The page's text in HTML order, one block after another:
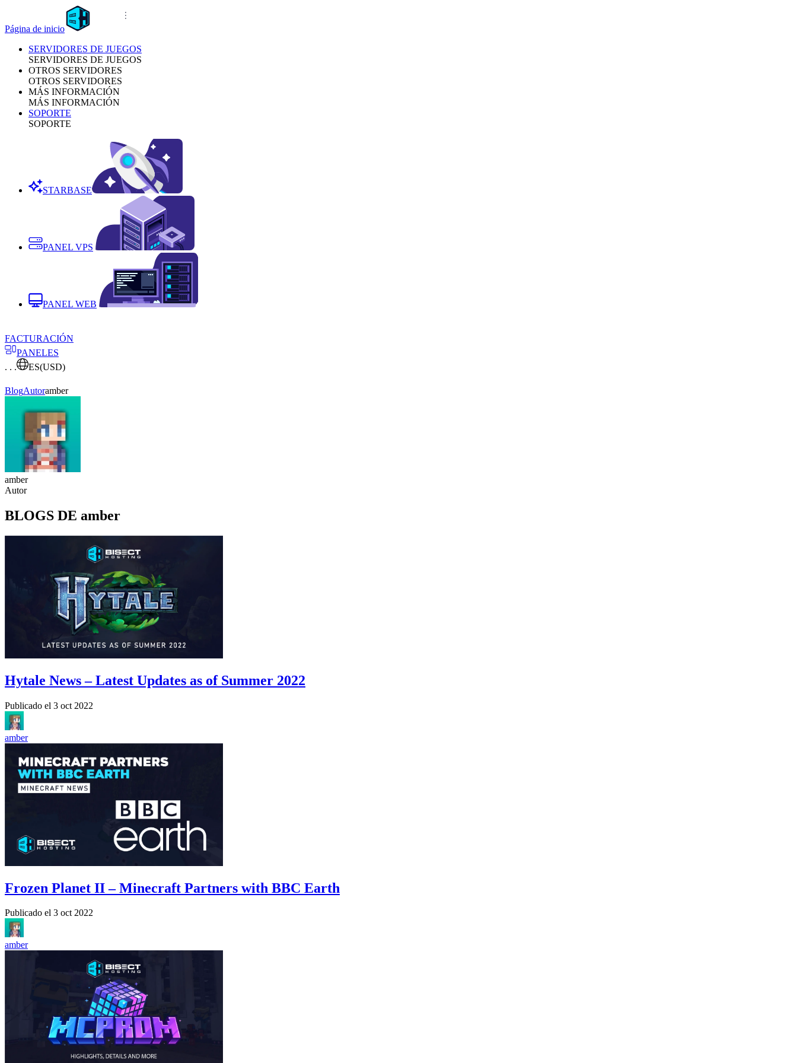
Página de inicio
SERVIDORES DE JUEGOS
SERVIDORES DE JUEGOS
OTROS SERVIDORES
OTROS SERVIDORES
MÁS INFORMACIÓN
MÁS INFORMACIÓN
SOPORTE
SOPORTE
STARBASE
PANEL VPS
PANEL WEB
FACTURACIÓN
PANELES
. . .
ES(USD)
BlogAutoramber
amber
Autor
BLOGS DE amber
Hytale News – Latest Updates as of Summer 2022
Publicado el 3 oct 2022
amber
Frozen Planet II – Minecraft Partners with BBC Earth
Publicado el 3 oct 2022
amber